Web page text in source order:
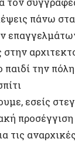
αναρχικές